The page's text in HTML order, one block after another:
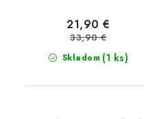
Skladom (1 ks)
21,90 €
33,90 €